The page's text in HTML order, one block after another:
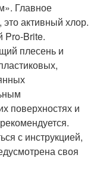
Главное
активный хлор.
Pro-Brite.
плесень и
поверхностях и
с инструкцией,
своя